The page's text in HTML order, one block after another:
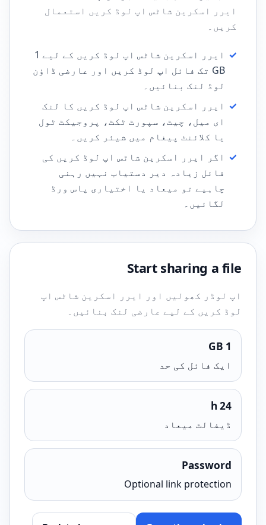
ایرر اسکرین شاٹس اپ لوڈ کریں استعمال
کریں۔
✓
ایرر اسکرین شاٹس اپ لوڈ کریں کے لیے 1
GB تک فائل اپ لوڈ کریں اور عارضی ڈاؤن
لوڈ لنک بنائیں۔
✓ ایرر اسکرین شاٹس اپ لوڈ کریں کا لنک
ای میل، چیٹ، سپورٹ ٹکٹ، پروجیکٹ ٹول
یا کلائنٹ پیغام میں شیئر کریں۔
✓ اگر ایرر اسکرین شاٹس اپ لوڈ کریں کی
فائل زیادہ دیر دستیاب نہیں رہنی
چاہیے تو میعاد یا اختیاری پاس ورڈ
لگائیں۔
Start sharing a file
اپ لوڈر کھولیں اور ایرر اسکرین شاٹس اپ
لوڈ کریں کے لیے عارضی لنک بنائیں۔
1 GB
ایک فائل کی حد
24 h
ڈیفالٹ میعاد
Password
Optional link protection